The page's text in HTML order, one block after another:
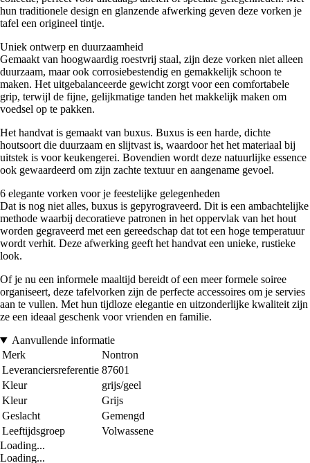
hun traditionele design en glanzende afwerking geven deze vorken je
tafel een origineel tintje.
Uniek ontwerp en duurzaamheid
Gemaakt van hoogwaardig roestvrij staal, zijn deze vorken niet alleen
duurzaam, maar ook corrosiebestendig en gemakkelijk schoon te
maken. Het uitgebalanceerde gewicht zorgt voor een comfortabele
grip, terwijl de fijne, gelijkmatige tanden het makkelijk maken om
voedsel op te pakken.
Het handvat is gemaakt van buxus. Buxus is een harde, dichte
houtsoort die duurzaam en slijtvast is, waardoor het het materiaal bij
uitstek is voor keukengerei. Bovendien wordt deze natuurlijke essence
ook gewaardeerd om zijn zachte textuur en aangename gevoel.
6 elegante vorken voor je feestelijke gelegenheden
Dat is nog niet alles, buxus is gepyrograveerd. Dit is een ambachtelijke
methode waarbij decoratieve patronen in het oppervlak van het hout
worden gegraveerd met een gereedschap dat tot een hoge temperatuur
wordt verhit. Deze afwerking geeft het handvat een unieke, rustieke
look.
Of je nu een informele maaltijd bereidt of een meer formele soiree
organiseert, deze tafelvorken zijn de perfecte accessoires om je servies
aan te vullen. Met hun tijdloze elegantie en uitzonderlijke kwaliteit zijn
ze een ideaal geschenk voor vrienden en familie.
Aanvullende informatie
Merk
Nontron
Leveranciersreferentie 87601
Kleur
grijs/geel
Kleur
Grijs
Geslacht
Gemengd
Leeftijdsgroep
Volwassene
Loading...
Loading...